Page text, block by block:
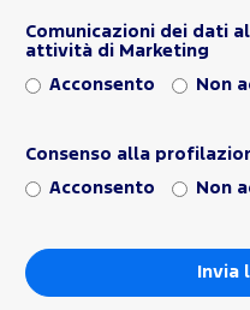
Comunicazioni dei dati
attività di Marketing
Acconsento Non
Consenso alla
Acconsento Non